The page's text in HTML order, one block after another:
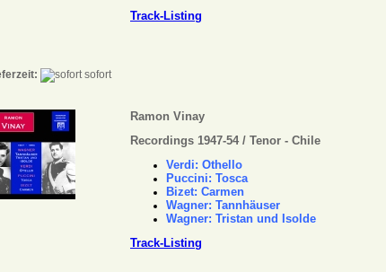
Track-Listing
sofort
Ramon Vinay
Recordings 1947-54 / Tenor - Chile
Verdi: Othello
Puccini: Tosca
Bizet: Carmen
Wagner: Tannhäuser
Wagner: Tristan und Isolde
Track-Listing